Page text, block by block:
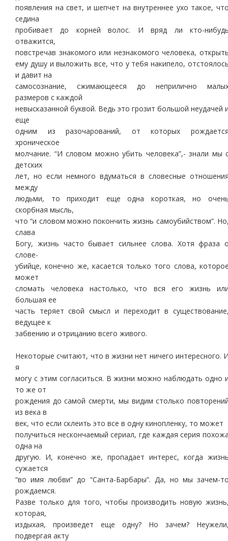
появления на свет, и шепчет на внутреннее ухо такое,
седина
пробивает до корней волос. И вряд ли кто-
отважится,
повстречав знакомого или незнакомого человека,
ему душу и выложить все, что у тебя накипело,
и давит на
самосознание, сжимающееся до неприлично
размеров с каждой
невысказанной буквой. Ведь это грозит большой неудачей
еще
одним из разочарований, от которых
хроническое
молчание. “И словом можно убить человека”,- знали мы
детских
лет, но если немного вдуматься в словесные
между
людьми, то приходит еще одна короткая, но
скорбная мысль,
что “и словом можно покончить жизнь самоубийством”.
слава
Богу, жизнь часто бывает сильнее слова. Хотя фраза
слове-
убийце, конечно же, касается только того слова,
может
сломать человека настолько, что вся его жизнь
большая ее
часть теряет свой смысл и переходит в
ведущее к
забвению и отрицанию всего живого.
Некоторые считают, что в жизни нет ничего интересного.
я
могу с этим согласиться. В жизни можно наблюдать одно
то же от
рождения до самой смерти, мы видим столько
из века в
век, что если склеить это все в одну кинопленку, то может
получиться нескончаемый сериал, где каждая серия
одна на
другую. И, конечно же, пропадает интерес, когда
сужается
“во имя любви” до “Санта-Барбары”. Да, но мы зачем-
рождаемся.
Разве только для того, чтобы производить новую
которая,
издыхая, произведет еще одну? Но зачем?
подвергая акту